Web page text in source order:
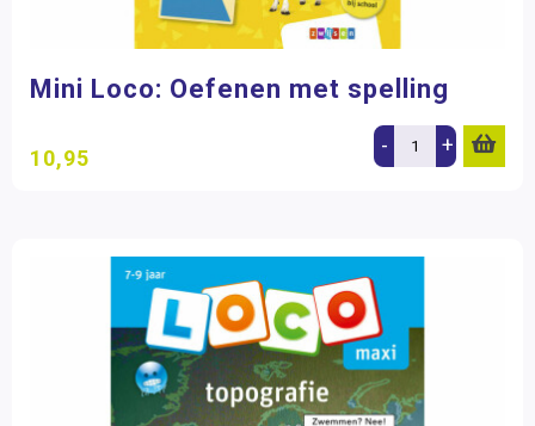
Mini Loco: Oefenen met spelling
10,95 - +